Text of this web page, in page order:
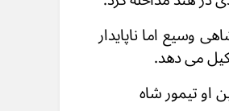
وسیع اما ناپایدار
می دهد.
او تیمور شاه